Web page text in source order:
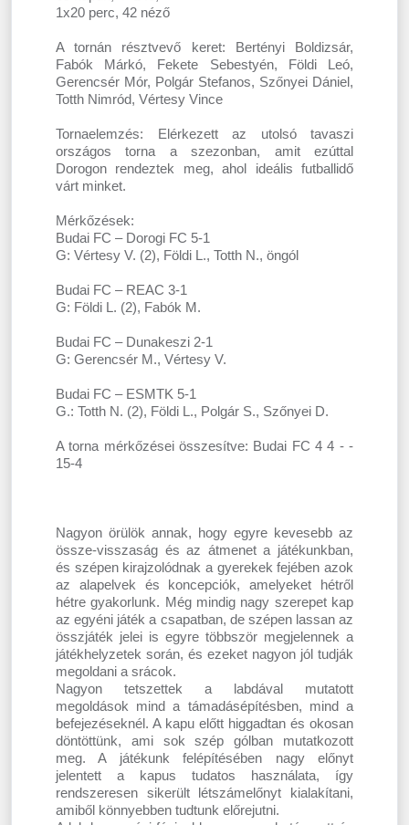
1x20 perc, 42 néző
A tornán résztvevő keret: Bertényi Boldizsár,
Fabók Márkó, Fekete Sebestyén, Földi Leó,
Gerencsér Mór, Polgár Stefanos, Szőnyei Dániel,
Totth Nimród, Vértesy Vince
Tornaelemzés: Elérkezett az utolsó tavaszi
országos torna a szezonban, amit ezúttal
Dorogon rendeztek meg, ahol ideális futballidő
várt minket.
Mérkőzések:
Budai FC – Dorogi FC 5-1
G: Vértesy V. (2), Földi L., Totth N., öngól
Budai FC – REAC 3-1
G: Földi L. (2), Fabók M.
Budai FC – Dunakeszi 2-1
G: Gerencsér M., Vértesy V.
Budai FC – ESMTK 5-1
G.: Totth N. (2), Földi L., Polgár S., Szőnyei D.
A torna mérkőzései összesítve: Budai FC 4 4 - -
15-4
Nagyon örülök annak, hogy egyre kevesebb az
össze-visszaság és az átmenet a játékunkban,
és szépen kirajzolódnak a gyerekek fejében azok
az alapelvek és koncepciók, amelyeket hétről
hétre gyakorlunk. Még mindig nagy szerepet kap
az egyéni játék a csapatban, de szépen lassan az
összjáték jelei is egyre többször megjelennek a
játékhelyzetek során, és ezeket nagyon jól tudják
megoldani a srácok.
Nagyon tetszettek a labdával mutatott
megoldások mind a támadásépítésben, mind a
befejezéseknél. A kapu előtt higgadtan és okosan
döntöttünk, ami sok szép gólban mutatkozott
meg. A játékunk felépítésében nagy előnyt
jelentett a kapus tudatos használata, így
rendszeresen sikerült létszámelőnyt kialakítani,
amiből könnyebben tudtunk előrejutni.